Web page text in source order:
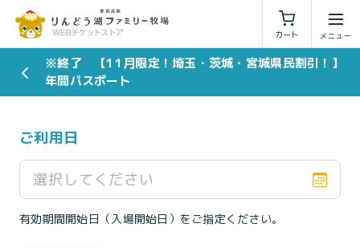
カート
利用規約 特定商取引法に基づく表示
※終了 【11月限定！埼玉・茨城・宮城県民割引！】
年間パスポート
ご利用日
選択してください
有効期間開始日（入場開始日）をご指定ください。